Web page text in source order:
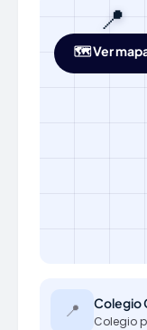
📍
🗺️ Ver
📍 Colegio
Colegio